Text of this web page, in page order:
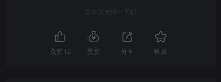
喜欢就支持一下吧
点赞 12 赞赏 分享 收藏